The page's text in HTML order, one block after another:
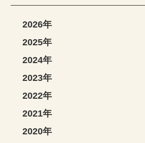
2026年
2025年
2024年
2023年
2022年
2021年
2020年